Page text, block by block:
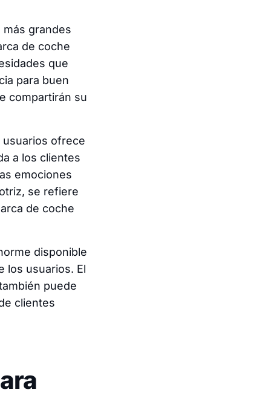
grandes
de coche
que
para buen
compartirán su
usuarios ofrece
a los clientes
emociones
se refiere
de coche
disponible
los usuarios. El
puede
clientes